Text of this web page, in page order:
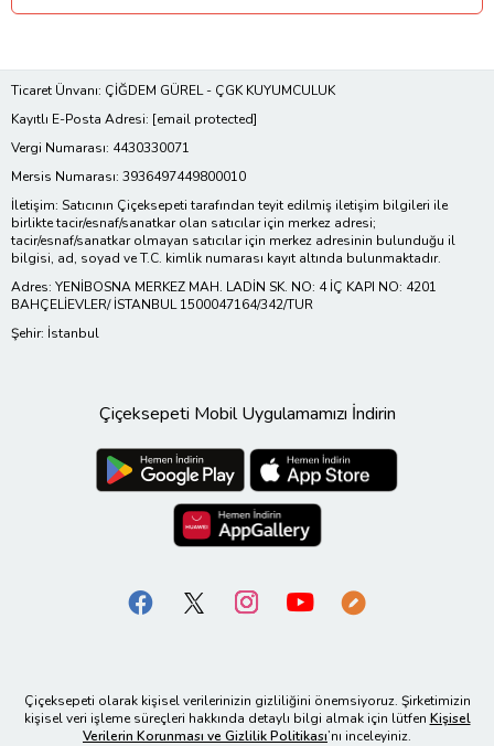
Ticaret Ünvanı: ÇİĞDEM GÜREL - ÇGK KUYUMCULUK
Kayıtlı E-Posta Adresi: [email protected]
Vergi Numarası: 4430330071
Mersis Numarası: 3936497449800010
İletişim: Satıcının Çiçeksepeti tarafından teyit edilmiş iletişim bilgileri ile
birlikte tacir/esnaf/sanatkar olan satıcılar için merkez adresi;
tacir/esnaf/sanatkar olmayan satıcılar için merkez adresinin bulunduğu il
bilgisi, ad, soyad ve T.C. kimlik numarası kayıt altında bulunmaktadır.
Adres: YENİBOSNA MERKEZ MAH. LADİN SK. NO: 4 İÇ KAPI NO: 4201
BAHÇELİEVLER/ İSTANBUL 1500047164/342/TUR
Şehir: İstanbul
Çiçeksepeti Mobil Uygulamamızı İndirin
Çiçeksepeti olarak kişisel verilerinizin gizliliğini önemsiyoruz. Şirketimizin
kişisel veri işleme süreçleri hakkında detaylı bilgi almak için lütfen Kişisel
Verilerin Korunması ve Gizlilik Politikası’nı inceleyiniz.